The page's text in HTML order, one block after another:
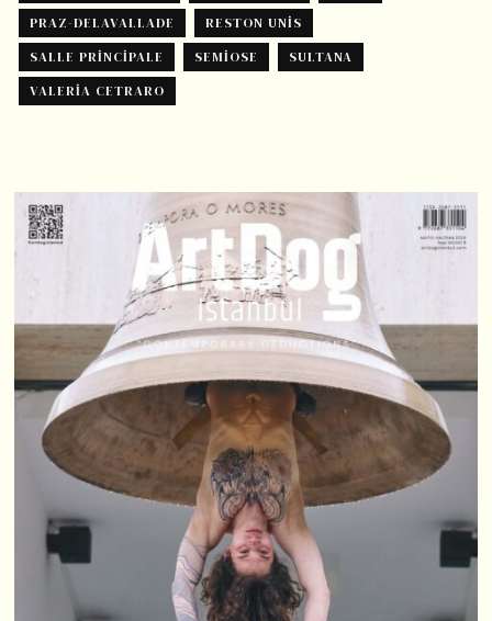
PRAZ-DELAVALLADE
RESTON UNIS
SALLE PRINCIPALE
SEMIOSE
SULTANA
VALERIA CETRARO